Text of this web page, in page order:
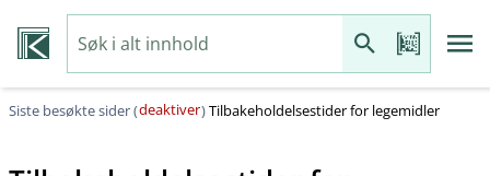
Siste besøkte sider (deaktiver)Tilbakeholdelsestider for legemidler